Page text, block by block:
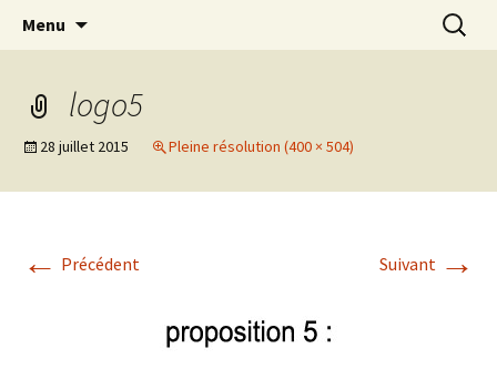
Collectif des créatrices de
bande dessinée contre le
sexisme
Menu
logo5
28 juillet 2015 Pleine résolution (400 × 504)
← Précédent Suivant →